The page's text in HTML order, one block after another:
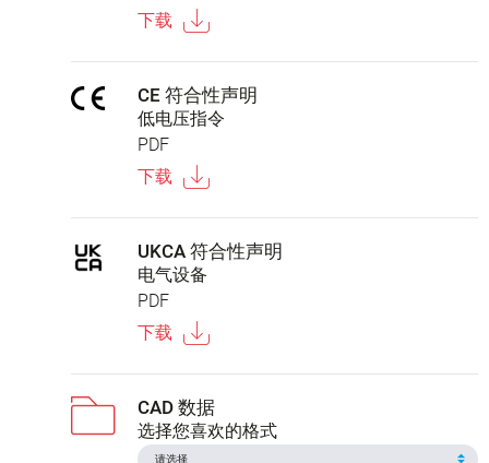
下载
CE 符合性声明
低电压指令
PDF
下载
UKCA 符合性声明
电气设备
PDF
下载
CAD 数据
选择您喜欢的格式